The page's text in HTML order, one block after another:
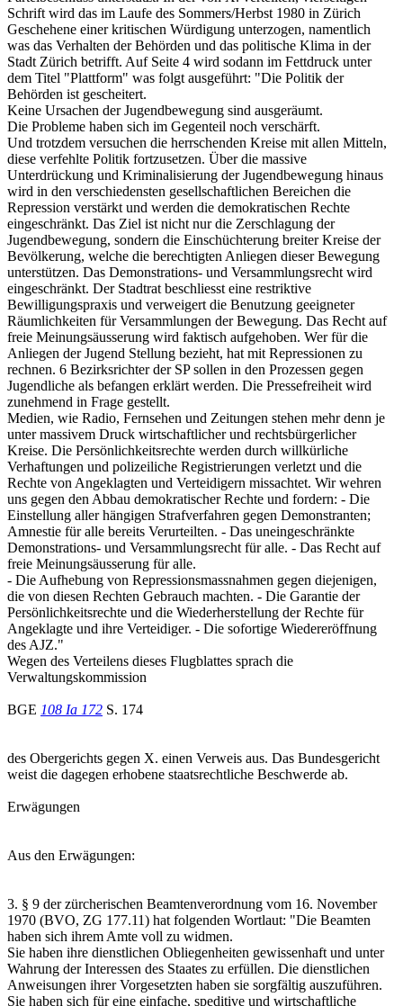
Schrift wird das im Laufe des Sommers/Herbst 1980 in Zürich
Geschehene einer kritischen Würdigung unterzogen, namentlich
was das Verhalten der Behörden und das politische Klima in der
Stadt Zürich betrifft. Auf Seite 4 wird sodann im Fettdruck unter
dem Titel "Plattform" was folgt ausgeführt: "Die Politik der
Behörden ist gescheitert.
Keine Ursachen der Jugendbewegung sind ausgeräumt.
Die Probleme haben sich im Gegenteil noch verschärft.
Und trotzdem versuchen die herrschenden Kreise mit allen Mitteln,
diese verfehlte Politik fortzusetzen. Über die massive
Unterdrückung und Kriminalisierung der Jugendbewegung hinaus
wird in den verschiedensten gesellschaftlichen Bereichen die
Repression verstärkt und werden die demokratischen Rechte
eingeschränkt. Das Ziel ist nicht nur die Zerschlagung der
Jugendbewegung, sondern die Einschüchterung breiter Kreise der
Bevölkerung, welche die berechtigten Anliegen dieser Bewegung
unterstützen. Das Demonstrations- und Versammlungsrecht wird
eingeschränkt. Der Stadtrat beschliesst eine restriktive
Bewilligungspraxis und verweigert die Benutzung geeigneter
Räumlichkeiten für Versammlungen der Bewegung. Das Recht auf
freie Meinungsäusserung wird faktisch aufgehoben. Wer für die
Anliegen der Jugend Stellung bezieht, hat mit Repressionen zu
rechnen. 6 Bezirksrichter der SP sollen in den Prozessen gegen
Jugendliche als befangen erklärt werden. Die Pressefreiheit wird
zunehmend in Frage gestellt.
Medien, wie Radio, Fernsehen und Zeitungen stehen mehr denn je
unter massivem Druck wirtschaftlicher und rechtsbürgerlicher
Kreise. Die Persönlichkeitsrechte werden durch willkürliche
Verhaftungen und polizeiliche Registrierungen verletzt und die
Rechte von Angeklagten und Verteidigern missachtet. Wir wehren
uns gegen den Abbau demokratischer Rechte und fordern: - Die
Einstellung aller hängigen Strafverfahren gegen Demonstranten;
Amnestie für alle bereits Verurteilten. - Das uneingeschränkte
Demonstrations- und Versammlungsrecht für alle. - Das Recht auf
freie Meinungsäusserung für alle.
- Die Aufhebung von Repressionsmassnahmen gegen diejenigen,
die von diesen Rechten Gebrauch machten. - Die Garantie der
Persönlichkeitsrechte und die Wiederherstellung der Rechte für
Angeklagte und ihre Verteidiger. - Die sofortige Wiedereröffnung
des AJZ."
Wegen des Verteilens dieses Flugblattes sprach die
Verwaltungskommission
BGE 108 Ia 172 S. 174
des Obergerichts gegen X. einen Verweis aus. Das Bundesgericht
weist die dagegen erhobene staatsrechtliche Beschwerde ab.
Erwägungen
Aus den Erwägungen:
3. § 9 der zürcherischen Beamtenverordnung vom 16. November
1970 (BVO, ZG 177.11) hat folgenden Wortlaut: "Die Beamten
haben sich ihrem Amte voll zu widmen.
Sie haben ihre dienstlichen Obliegenheiten gewissenhaft und unter
Wahrung der Interessen des Staates zu erfüllen. Die dienstlichen
Anweisungen ihrer Vorgesetzten haben sie sorgfältig auszuführen.
Sie haben sich für eine einfache, speditive und wirtschaftliche